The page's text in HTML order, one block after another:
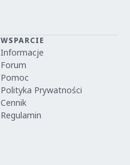
WSPARCIE
Informacje
Forum
Pomoc
Polityka Prywatności
Cennik
Regulamin